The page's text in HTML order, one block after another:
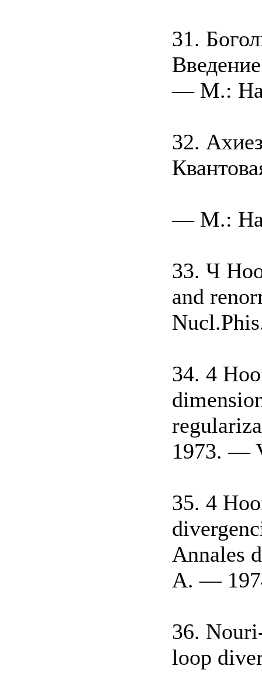
31.
— M.:
32.
— M.:
33. Ч
and
34. 4
1973. —
35. 4
Annales
A. —
36.
loop